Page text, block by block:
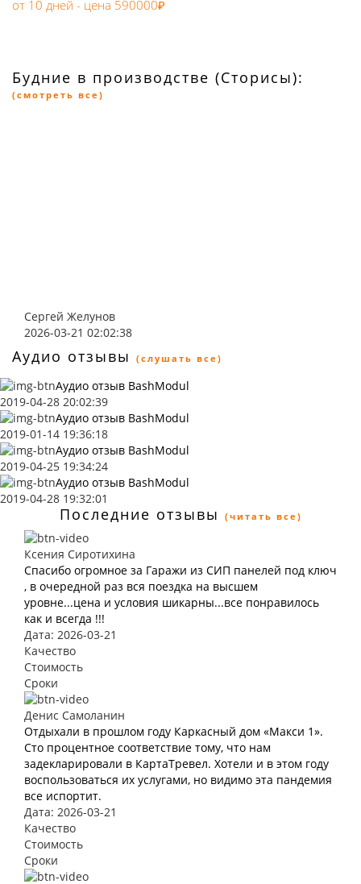
от 10 дней - цена 590000₽
Будние в производстве (Сторисы):
(смотреть все)
Сергей Желунов
2026-03-21 02:02:38
Аудио отзывы (слушать все)
Аудио отзыв BashModul
2019-04-28 20:02:39
Аудио отзыв BashModul
2019-01-14 19:36:18
Аудио отзыв BashModul
2019-04-25 19:34:24
Аудио отзыв BashModul
2019-04-28 19:32:01
Последние отзывы (читать все)
Ксения Сиротихина
Спасибо огромное за Гаражи из СИП панелей под ключ
, в очередной раз вся поездка на высшем
уровне...цена и условия шикарны...все понравилось
как и всегда !!!
Дата: 2026-03-21
Качество
Стоимость
Сроки
Денис Самоланин
Отдыхали в прошлом году Каркасный дом «Макси 1».
Сто процентное соответствие тому, что нам
задекларировали в КартаТревел. Хотели и в этом году
воспользоваться их услугами, но видимо эта пандемия
все испортит.
Дата: 2026-03-21
Качество
Стоимость
Сроки